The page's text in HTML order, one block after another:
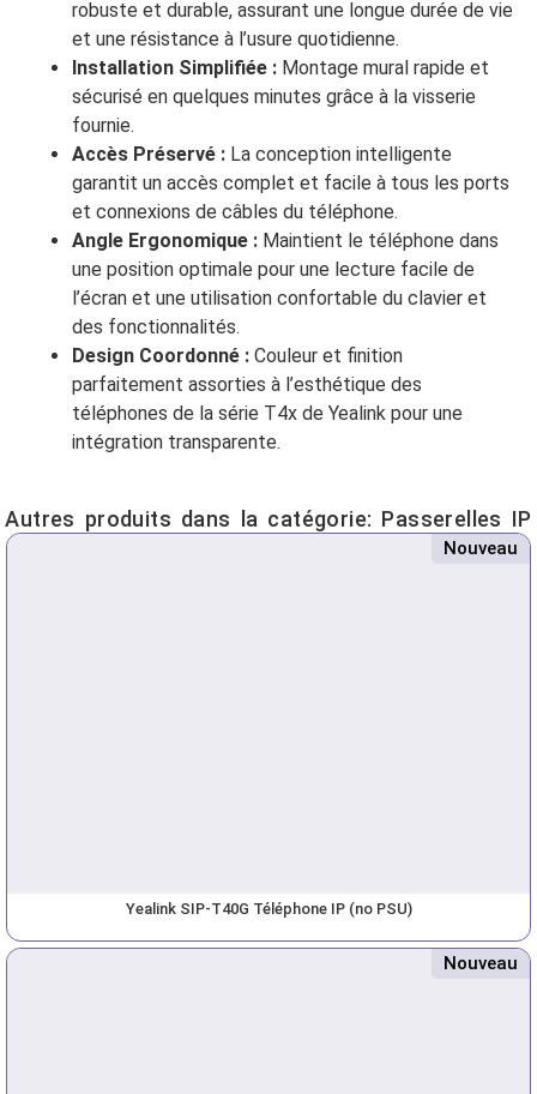
robuste et durable, assurant une longue durée de vie
et une résistance à l’usure quotidienne.
Installation Simplifiée : Montage mural rapide et
sécurisé en quelques minutes grâce à la visserie
fournie.
Accès Préservé : La conception intelligente
garantit un accès complet et facile à tous les ports
et connexions de câbles du téléphone.
Angle Ergonomique : Maintient le téléphone dans
une position optimale pour une lecture facile de
l’écran et une utilisation confortable du clavier et
des fonctionnalités.
Design Coordonné : Couleur et finition
parfaitement assorties à l’esthétique des
téléphones de la série T4x de Yealink pour une
intégration transparente.
Autres produits dans la catégorie: Passerelles IP
Nouveau
Yealink SIP-T40G Téléphone IP (no PSU)
Nouveau